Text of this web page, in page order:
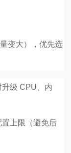
变大），优先选
级 CPU、内
上限（避免后